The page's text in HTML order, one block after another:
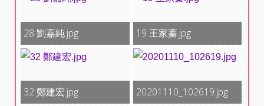
28 劉嘉純.jpg 19 王家蓁.jpg
32 鄭建宏.jpg 20201110_102619.jpg